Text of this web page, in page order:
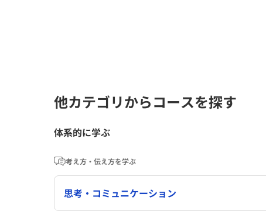
他カテゴリからコースを探す
体系的に学ぶ
考え方・伝え方を学ぶ
思考・コミュニケーション